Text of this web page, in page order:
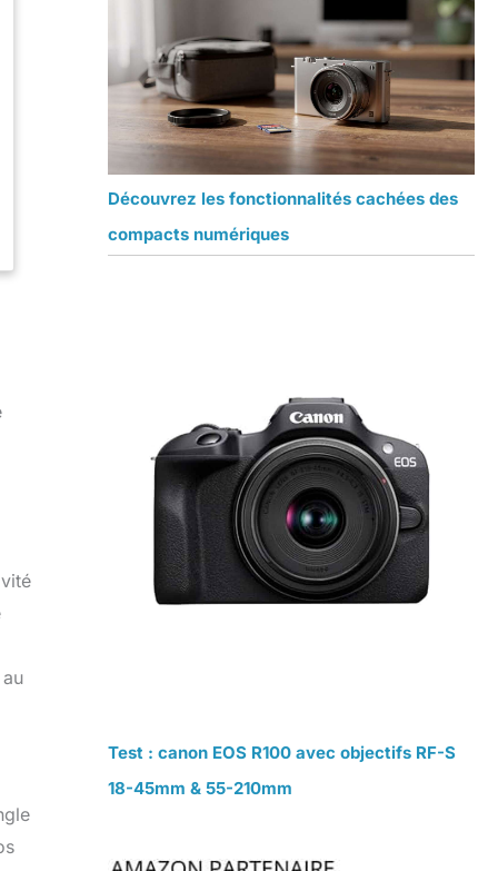
Découvrez les fonctionnalités cachées des
compacts numériques
Test : canon EOS R100 avec objectifs RF-S
18-45mm & 55-210mm